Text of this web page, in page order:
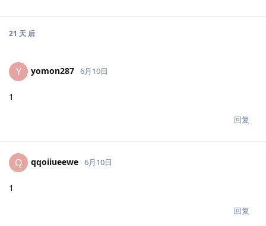
21 天 后
Y yomon287 6月10日
1
回复
Q qqoiiueewe 6月10日
1
回复